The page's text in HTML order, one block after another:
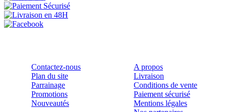
Contactez-nous
Plan du site
Parrainage
Promotions
Nouveautés
A propos
Livraison
Conditions de vente
Paiement sécurisé
Mentions légales